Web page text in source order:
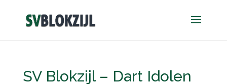
SV Blokzijl – Dart Idolen